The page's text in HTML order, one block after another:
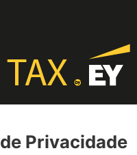
Privacidade